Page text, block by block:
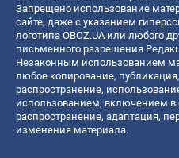
Запрещено использование
сайте, даже с указанием
логотипа OBOZ.UA или любого
письменного разрешения
Незаконным использованием
любое копирование,
распространение,
использованием, включением в
распространение, адаптация,
изменения материала.